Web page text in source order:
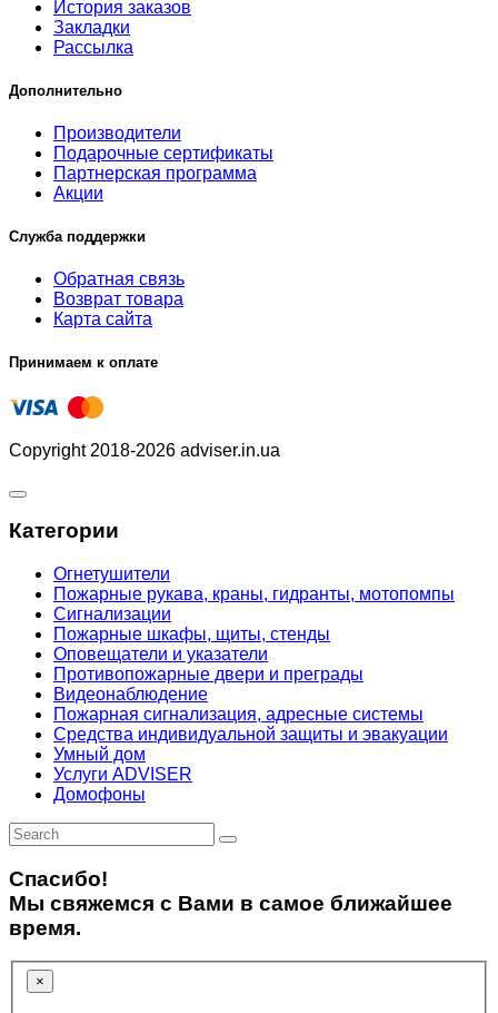
История заказов
Закладки
Рассылка
Дополнительно
Производители
Подарочные сертификаты
Партнерская программа
Акции
Служба поддержки
Обратная связь
Возврат товара
Карта сайта
Принимаем к оплате
Copyright 2018-2026 adviser.in.ua
Категории
Огнетушители
Пожарные рукава, краны, гидранты, мотопомпы
Сигнализации
Пожарные шкафы, щиты, стенды
Оповещатели и указатели
Противопожарные двери и преграды
Видеонаблюдение
Пожарная сигнализация, адресные системы
Средства индивидуальной защиты и эвакуации
Умный дом
Услуги ADVISER
Домофоны
Спасибо!
Мы свяжемся с Вами в самое ближайшее
время.
×